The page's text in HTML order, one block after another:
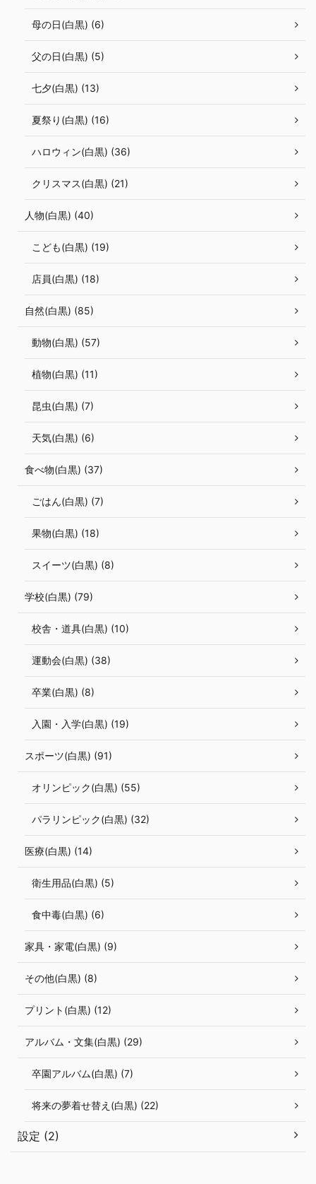
母の日(白黒) (6)
父の日(白黒) (5)
七夕(白黒) (13)
夏祭り(白黒) (16)
ハロウィン(白黒) (36)
クリスマス(白黒) (21)
人物(白黒) (40)
こども(白黒) (19)
店員(白黒) (18)
自然(白黒) (85)
動物(白黒) (57)
植物(白黒) (11)
昆虫(白黒) (7)
天気(白黒) (6)
食べ物(白黒) (37)
ごはん(白黒) (7)
果物(白黒) (18)
スイーツ(白黒) (8)
学校(白黒) (79)
校舎・道具(白黒) (10)
運動会(白黒) (38)
卒業(白黒) (8)
入園・入学(白黒) (19)
スポーツ(白黒) (91)
オリンピック(白黒) (55)
パラリンピック(白黒) (32)
医療(白黒) (14)
衛生用品(白黒) (5)
食中毒(白黒) (6)
家具・家電(白黒) (9)
その他(白黒) (8)
プリント(白黒) (12)
アルバム・文集(白黒) (29)
卒園アルバム(白黒) (7)
将来の夢着せ替え(白黒) (22)
設定 (2)